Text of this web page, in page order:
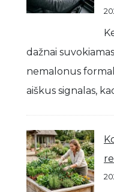
dažnai
nemalonus
aiškus signalas,